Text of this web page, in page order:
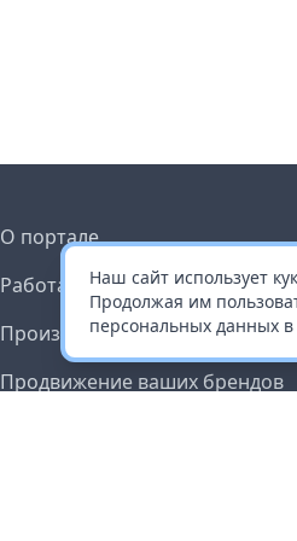
Наш сайт использует
Продолжая им
персональных данных в
О портале
Работа с платформой
Производителям и
Продвижение ваших брендов